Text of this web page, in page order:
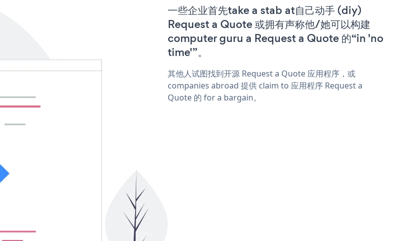
一些企业首先take a stab at自己动手 (diy)
Request a Quote 或拥有声称他/她可以构建
computer guru a Request a Quote 的“in 'no
time'”。
其他人试图找到开源 Request a Quote 应用程序，或
companies abroad 提供 claim to 应用程序 Request a
Quote 的 for a bargain。